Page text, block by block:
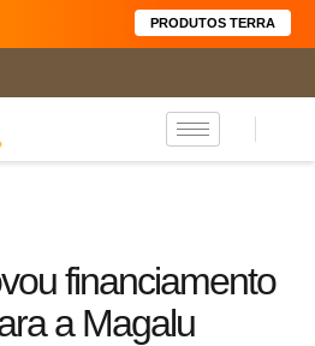
PRODUTOS TERRA
financiamento
a Magalu